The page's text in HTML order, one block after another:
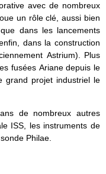
avec de nombreux
un rôle clé, aussi bien
dans les lancements
dans la construction
Astrium). Plus
fusées Ariane depuis le
grand projet industriel le
de nombreux autres
ISS, les instruments de
Philae.